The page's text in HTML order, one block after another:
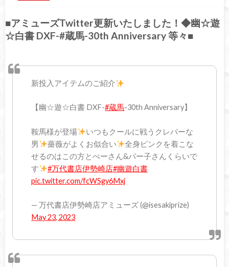
■アミューズTwitter更新いたしました！◆幽☆遊
☆白書 DXF-#蔵馬-30th Anniversary 等々■
新投入アイテムのご紹介
【幽☆遊☆白書 DXF-#蔵馬-30th Anniversary】
鞍馬様が登場
いつもクールに戦うクレバーな
男
薔薇がよくお似合い
全身ピンクを着こな
せるのはこの方とぺーさん&パー子さんくらいで
す
#万代書店伊勢崎店#幽遊白書
pic.twitter.com/fcWSgy6Mxj
— 万代書店伊勢崎店アミューズ (@isesakiprize)
May 23, 2023